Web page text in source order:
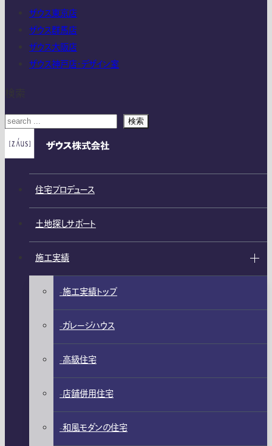
ザウス東京店
ザウス群馬店
ザウス大阪店
ザウス神戸店・デザイン室
検索
住宅プロデュース
土地探しサポート
施工実績
施工実績トップ
ガレージハウス
高級住宅
店舗併用住宅
和風モダンの住宅